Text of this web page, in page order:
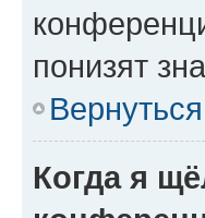
понизят
Когда я